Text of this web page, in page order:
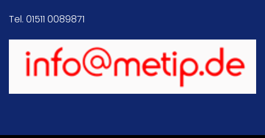
Tel. 01511 0089871